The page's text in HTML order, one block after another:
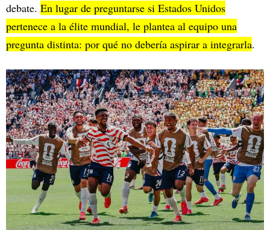
debate. En lugar de preguntarse si Estados Unidos
pertenece a la élite mundial, le plantea al equipo una
pregunta distinta: por qué no debería aspirar a integrarla.